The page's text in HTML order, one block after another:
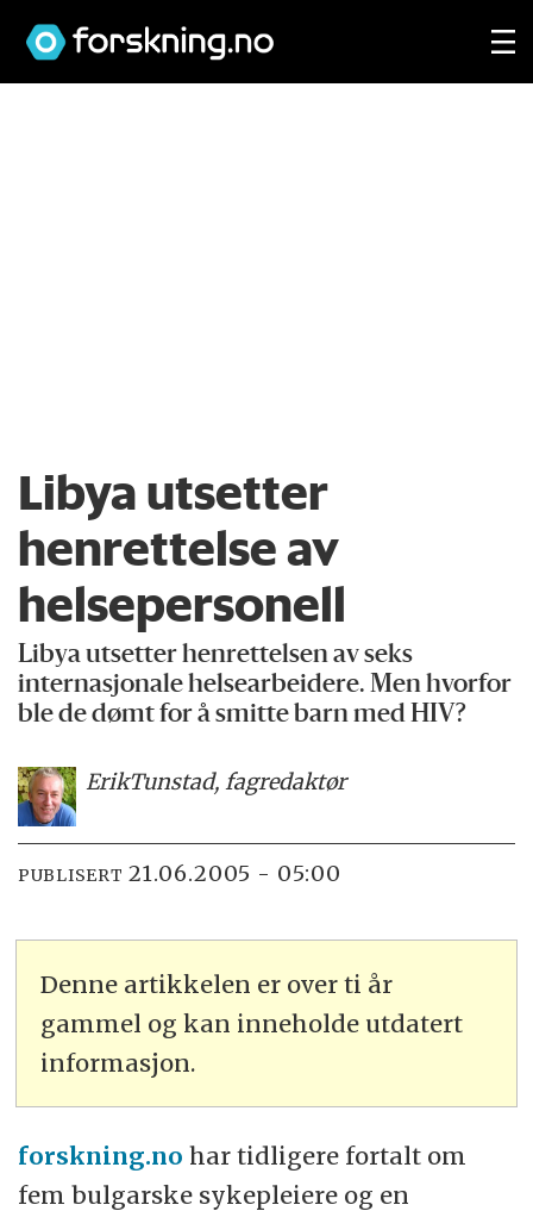
Libya utsetter
henrettelse av
helsepersonell
Libya utsetter henrettelsen av seks
internasjonale helsearbeidere. Men hvorfor
ble de dømt for å smitte barn med HIV?
ErikTunstad, fagredaktør
PUBLISERT 21.06.2005 - 05:00
Denne artikkelen er over ti år
gammel og kan inneholde utdatert
informasjon.
forskning.no har tidligere fortalt om
fem bulgarske sykepleiere og en